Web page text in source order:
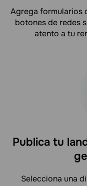
Agrega formularios
botones de redes
atento a tu
Publica tu
Selecciona una